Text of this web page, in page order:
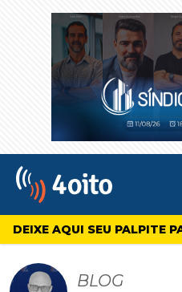
4oito
DEIXE AQUI SEU PALPITE
BLOG